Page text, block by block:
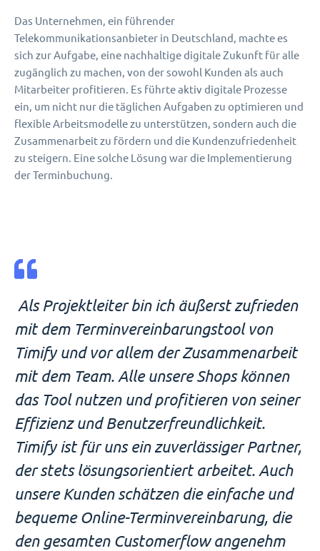
Das Unternehmen, ein führender
Telekommunikationsanbieter in Deutschland, machte es
sich zur Aufgabe, eine nachhaltige digitale Zukunft für alle
zugänglich zu machen, von der sowohl Kunden als auch
Mitarbeiter profitieren. Es führte aktiv digitale Prozesse
ein, um nicht nur die täglichen Aufgaben zu optimieren und
flexible Arbeitsmodelle zu unterstützen, sondern auch die
Zusammenarbeit zu fördern und die Kundenzufriedenheit
zu steigern. Eine solche Lösung war die Implementierung
der Terminbuchung.
Als Projektleiter bin ich äußerst zufrieden
mit dem Terminvereinbarungstool von
Timify und vor allem der Zusammenarbeit
mit dem Team. Alle unsere Shops können
das Tool nutzen und profitieren von seiner
Effizienz und Benutzerfreundlichkeit.
Timify ist für uns ein zuverlässiger Partner,
der stets lösungsorientiert arbeitet. Auch
unsere Kunden schätzen die einfache und
bequeme Online-Terminvereinbarung, die
den gesamten Customerflow angenehm